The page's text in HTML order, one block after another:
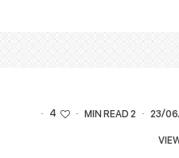
23/
·
2 MIN READ
·
4
·